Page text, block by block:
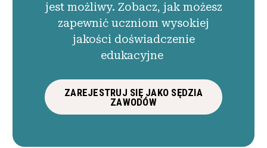
jest możliwy. Zobacz, jak możesz
zapewnić uczniom wysokiej
jakości doświadczenie
edukacyjne
ZAREJESTRUJ SIĘ JAKO SĘDZIA
ZAWODÓW